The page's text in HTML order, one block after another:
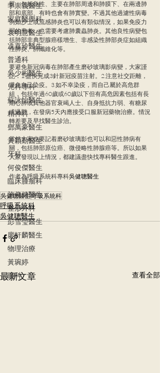
李崇義醫生
家庭醫學科
袁明慧醫生
冼嘉玲醫生
普通科
吳少彬醫生
兒科專科
蘇詠怡醫生
精神科
鄧萬豪醫生
黃穎勤醫生
牙科
何俊傑醫生
臨床腫瘤科
施俊健醫生
整形外科
彭雪瑩醫生
廖軒麟醫生
物理治療
黃琬婷
眼科
質，包括急性、主要在肺部周邊和肺膜下、在兩邊肺
部和底部、有時也會有肺實變。不過其他過濾性病毒
例如沙士或流感肺炎也可以有類似情況，如果免疫力
弱的患者，也需要考慮肺囊蟲肺炎。其他良性病變包
括肺部非典型腺癌樣增生、非感染性肺部炎症如組織
性肺炎、肺纖維化等。
要避免新冠病毒在肺部產生磨砂玻璃影病變，大家謹
記：1.盡快完成3針新冠疫苗注射。2.注意社交距離，
避免自己染疫。3.如不幸染疫，而自己屬於高危群
組，包括年過60歲或60歲以下但有高危因素包括有長
期心肺或其他器官衰竭人士、自身抵抗力弱、有糖尿
或過胖，在發病5天內應接受口服新冠藥物治療。情況
轉差要及早找醫生診治。
當然大家也要記着磨砂玻璃影也可以和惡性肺病有
關，包括肺部原位癌、微侵略性肺腺癌等。所以如果
大家發現以上情況，都建議盡快找專科醫生跟進。
作者為呼吸系統科專科吳健聰醫生
吳健聰醫生呼吸系統科
呼吸系統科
吳健聰醫生
最新文章 查看全部